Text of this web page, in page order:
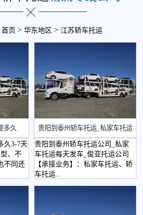
首页 > 华东地区 > 江苏轿车托运
多久
久3-7天
、不
不同还
贵阳到泰州轿车托运_私家车托运
贵阳到泰州轿车托运公司_私家
车托运每天发车_俊亚托运公司
【承接业务】：私家车托运、轿
车托运...